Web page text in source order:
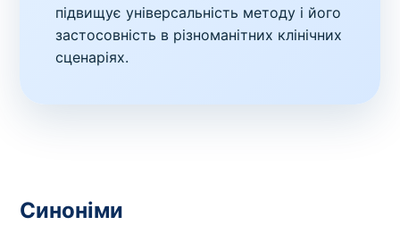
підвищує універсальність методу і його
застосовність в різноманітних клінічних
сценаріях.
Синоніми